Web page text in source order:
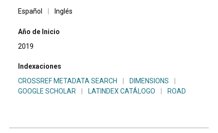
Español
Inglés
Año de Inicio
2019
Indexaciones
CROSSREF METADATA SEARCH
DIMENSIONS
GOOGLE SCHOLAR
LATINDEX CATÁLOGO ROAD